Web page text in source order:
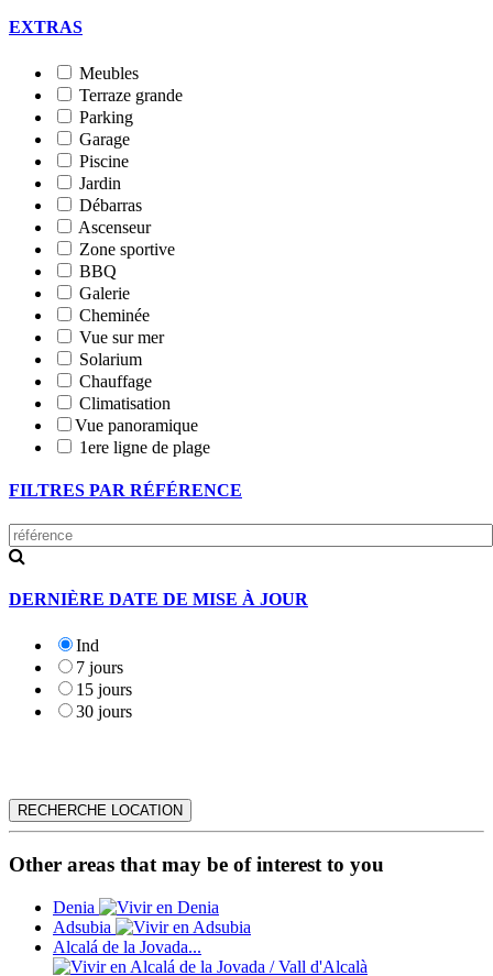
EXTRAS
Meubles
Terraze grande
Parking
Garage
Piscine
Jardin
Débarras
Ascenseur
Zone sportive
BBQ
Galerie
Cheminée
Vue sur mer
Solarium
Chauffage
Climatisation
Vue panoramique
1ere ligne de plage
FILTRES PAR RÉFÉRENCE
DERNIÈRE DATE DE MISE À JOUR
Ind
7 jours
15 jours
30 jours
Other areas that may be of interest to you
Denia
Adsubia
Alcalá de la Jovada...